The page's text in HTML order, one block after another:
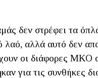
δεν στρέφει τα
λαό, αλλά αυτό δεν
οι διάφορες ΜΚΟ
για τις συνθήκες